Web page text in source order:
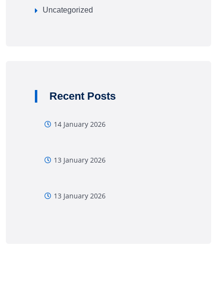
Uncategorized
Recent Posts
14 January 2026
13 January 2026
13 January 2026